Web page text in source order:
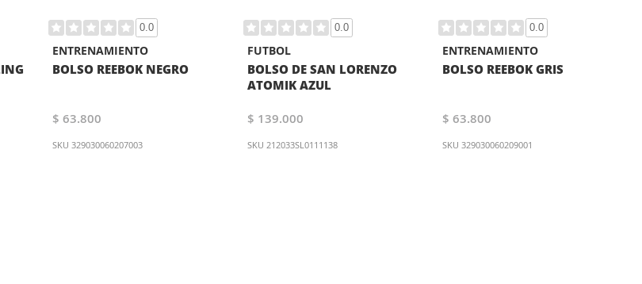
0.0
ENTRENAMIENTO
BOLSO REEBOK NEGRO
$ 63.800
SKU 329030060207003
0.0
FUTBOL
BOLSO DE SAN LORENZO
ATOMIK AZUL
$ 139.000
SKU 212033SL0111138
0.0
ENTRENAMIENTO
BOLSO REEBOK GRIS
$ 63.800
SKU 329030060209001